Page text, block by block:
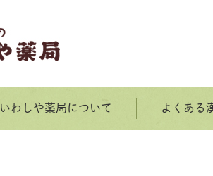
ホーム
いわしや薬局について よくある